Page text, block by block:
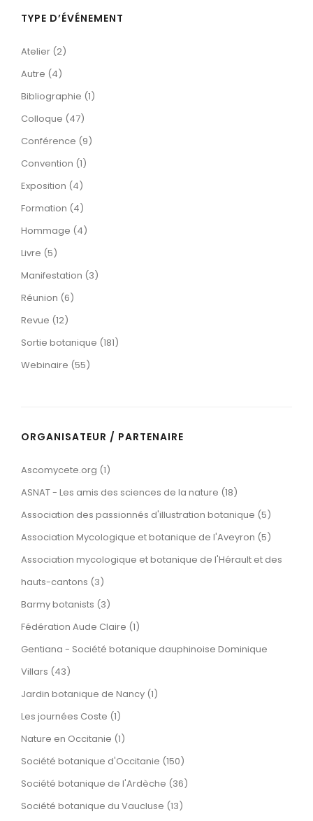
TYPE D’ÉVÉNEMENT
Atelier (2)
Autre (4)
Bibliographie (1)
Colloque (47)
Conférence (9)
Convention (1)
Exposition (4)
Formation (4)
Hommage (4)
Livre (5)
Manifestation (3)
Réunion (6)
Revue (12)
Sortie botanique (181)
Webinaire (55)
ORGANISATEUR / PARTENAIRE
Ascomycete.org (1)
ASNAT - Les amis des sciences de la nature (18)
Association des passionnés d'illustration botanique (5)
Association Mycologique et botanique de l'Aveyron (5)
Association mycologique et botanique de l'Hérault et des
hauts-cantons (3)
Barmy botanists (3)
Fédération Aude Claire (1)
Gentiana - Société botanique dauphinoise Dominique
Villars (43)
Jardin botanique de Nancy (1)
Les journées Coste (1)
Nature en Occitanie (1)
Société botanique d'Occitanie (150)
Société botanique de l'Ardèche (36)
Société botanique du Vaucluse (13)